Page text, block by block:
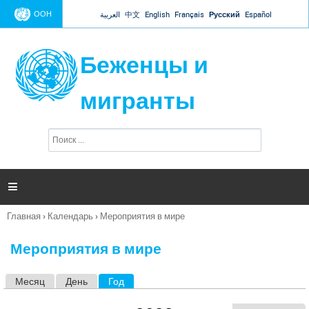
Jump to navigation
ООН العربية 中文 English Français Русский Español
Беженцы и
мигранты
п
и

Вы
Главная › Календарь › Мероприятия в мире
Мероприятия в мире
Месяц День Год